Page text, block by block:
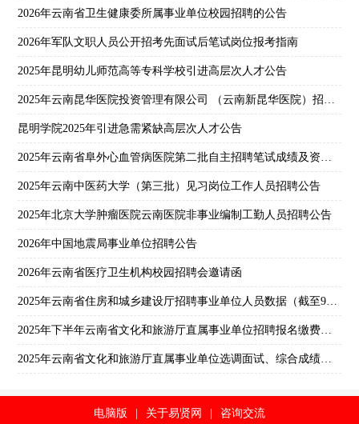
2026年云南省卫生健康委所属事业单位校园招聘的公告
2026年军队文职人员公开招考先面试后笔试岗位报考指南
2025年昆明幼儿师范高等专科学校引进高层次人才公告
2025年云南昆华医院投资管理有限公司 （云南新昆华医院）招聘启事
昆明学院2025年引进急需紧缺高层次人才公告
2025年云南省阜外心血管病医院第二批自主招聘笔试成绩及资格复审通知
2025年云南中医药大学（第三批）见习岗位工作人员招聘公告
2025年北京大学肿瘤医院云南医院非事业编制工勤人员招聘公告
2026年中国地震局事业单位招聘公告
2026年云南省医疗卫生机构校园招聘会邀请函
2025年云南省住房和城乡建设厅招聘事业单位人员数据（截至9月12日18:00）
2025年下半年云南省文化和旅游厅直属事业单位招聘报名缴费情况（截至9月14日24:00）
2025年云南省文化和旅游厅直属事业单位选调面试、综合成绩和考察人员公告
电脑版 关于易贤网 咨询交流